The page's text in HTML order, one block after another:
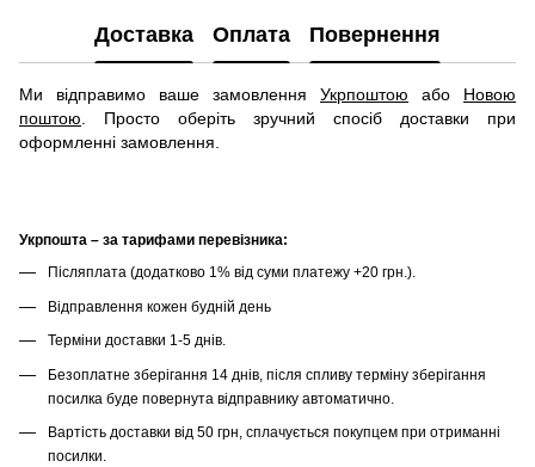
Доставка Оплата Повернення
Ми відправимо ваше замовлення Укрпоштою або Новою
поштою. Просто оберіть зручний спосіб доставки при
оформленні замовлення.
Укрпошта – за тарифами перевізника:
Післяплата (додатково 1% від суми платежу +20 грн.).
Відправлення кожен будній день
Терміни доставки 1-5 днів.
Безоплатне зберігання 14 днів, після спливу терміну зберігання
посилка буде повернута відправнику автоматично.
Вартість доставки від 50 грн, сплачується покупцем при отриманні
посилки.